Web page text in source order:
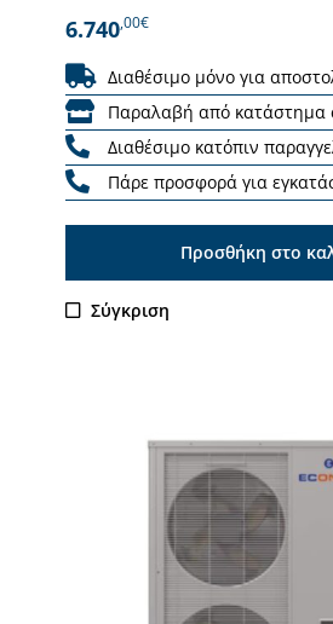
6.740,00€
Διαθέσιμο μόνο για
Παραλαβή από κατάστημα
Διαθέσιμο κατόπιν
Πάρε προσφορά για
Προσθήκη στο
Σύγκριση